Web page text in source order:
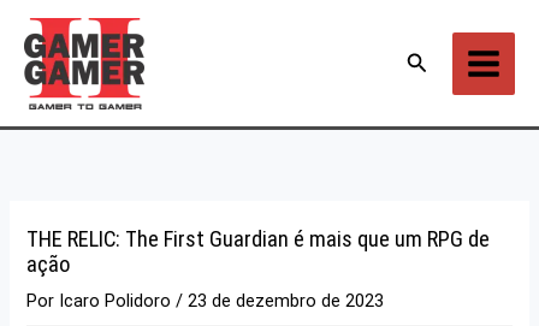
para
conteúdo
Pesquisar
THE RELIC: The First Guardian é mais que um RPG de
ação
Por Icaro Polidoro/23 de dezembro de 2023